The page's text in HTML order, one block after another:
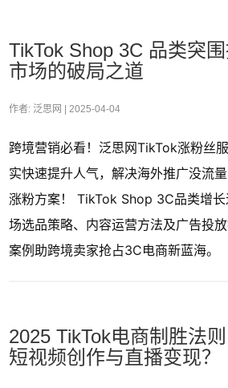
TikTok Shop 3C 品类突
市场的破局之道
作者: 泛思网 | 2025-04-04
跨境营销必看！泛思网TikTok涨粉丝
实快速提升人气，解决海外推广没流
涨粉方案！ TikTok Shop 3C品类增
场选品策略、内容运营方法及广告投
案例助跨境卖家抢占3C电商新蓝海。
2025 TikTok电商制胜法
短视频创作与直播变现？